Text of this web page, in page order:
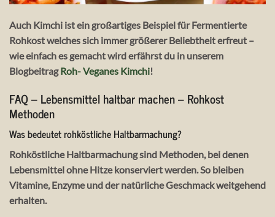
Auch Kimchi ist ein großartiges Beispiel für Fermentierte
Rohkost welches sich immer größerer Beliebtheit erfreut –
wie einfach es gemacht wird erfährst du in unserem
BlogbeitragRoh- Veganes Kimchi!
FAQ – Lebensmittel haltbar machen – Rohkost
Methoden
Was bedeutet rohköstliche Haltbarmachung?
Rohköstliche Haltbarmachung sind Methoden, bei denen
Lebensmittel ohne Hitze konserviert werden. So bleiben
Vitamine, Enzyme und der natürliche Geschmack weitgehend
erhalten.